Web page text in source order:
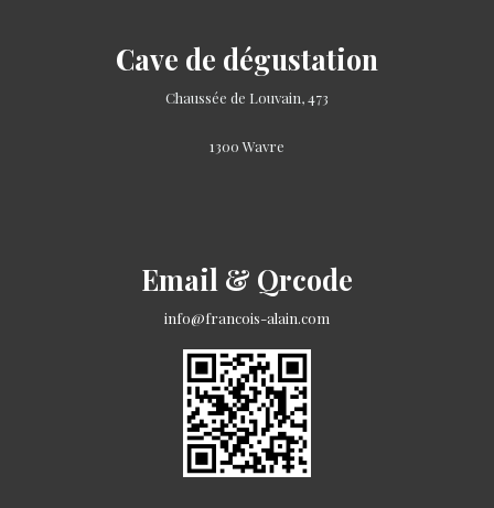
Cave de dégustation
Chaussée de Louvain, 473
1300 Wavre
Email & Qrcode
info@francois-alain.com